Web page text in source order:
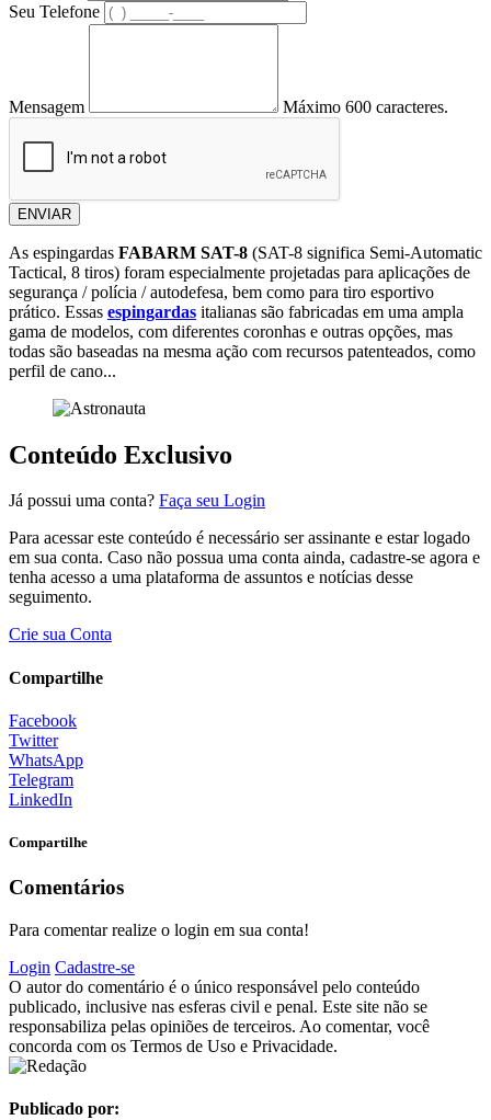
Seu Telefone
Mensagem Máximo 600 caracteres.
ENVIAR
As espingardas FABARM SAT-8 (SAT-8 significa Semi-Automatic
Tactical, 8 tiros) foram especialmente projetadas para aplicações de
segurança / polícia / autodefesa, bem como para tiro esportivo
prático. Essas espingardas italianas são fabricadas em uma ampla
gama de modelos, com diferentes coronhas e outras opções, mas
todas são baseadas na mesma ação com recursos patenteados, como
perfil de cano...
Conteúdo Exclusivo
Já possui uma conta? Faça seu Login
Para acessar este conteúdo é necessário ser assinante e estar logado
em sua conta. Caso não possua uma conta ainda, cadastre-se agora e
tenha acesso a uma plataforma de assuntos e notícias desse
seguimento.
Crie sua Conta
Compartilhe
Facebook
Twitter
WhatsApp
Telegram
LinkedIn
Compartilhe
Comentários
Para comentar realize o login em sua conta!
Login Cadastre-se
O autor do comentário é o único responsável pelo conteúdo
publicado, inclusive nas esferas civil e penal. Este site não se
responsabiliza pelas opiniões de terceiros. Ao comentar, você
concorda com os Termos de Uso e Privacidade.
Publicado por: